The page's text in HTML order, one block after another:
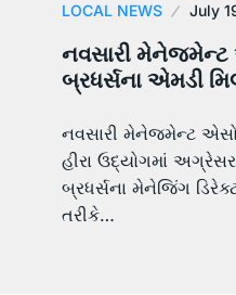
LOCAL NEWS July
નવસારી મેનેજમેન્ટ
બ્રધર્સના એમડી
નવસારી મેનેજમેન્ટ
હીરા ઉદ્યોગમાં
બ્રધર્સના મેનેજિંગ
તરીકે…